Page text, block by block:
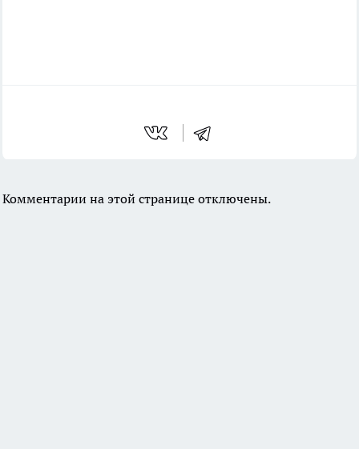
Комментарии на этой странице отключены.